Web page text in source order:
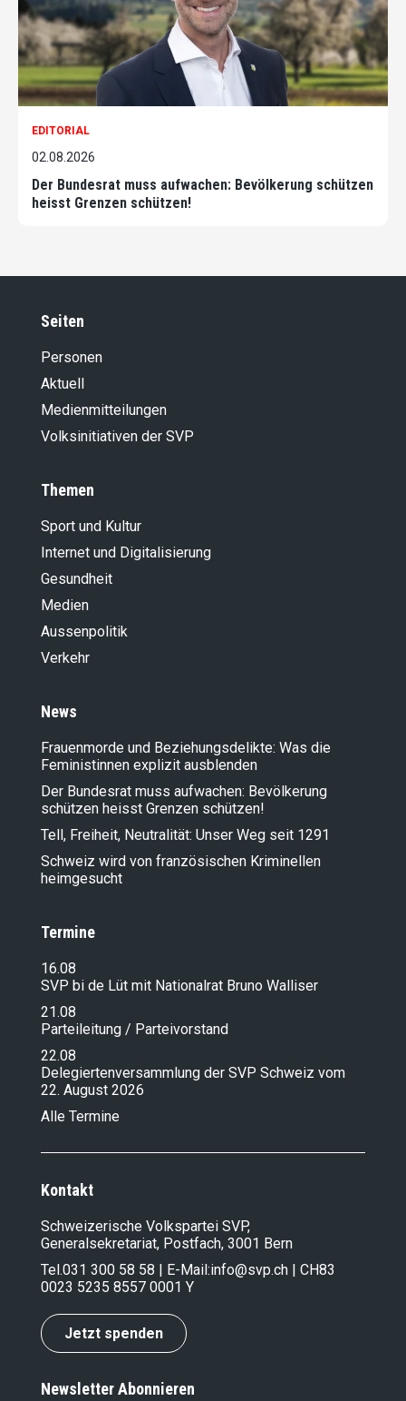
EDITORIAL
02.08.2026
Der Bundesrat muss aufwachen: Bevölkerung schützen
heisst Grenzen schützen!
Seiten
Personen
Aktuell
Medienmitteilungen
Volksinitiativen der SVP
Themen
Sport und Kultur
Internet und Digitalisierung
Gesundheit
Medien
Aussenpolitik
Verkehr
News
Frauenmorde und Beziehungsdelikte: Was die
Feministinnen explizit ausblenden
Der Bundesrat muss aufwachen: Bevölkerung
schützen heisst Grenzen schützen!
Tell, Freiheit, Neutralität: Unser Weg seit 1291
Schweiz wird von französischen Kriminellen
heimgesucht
Termine
16.08
SVP bi de Lüt mit Nationalrat Bruno Walliser
21.08
Parteileitung / Parteivorstand
22.08
Delegiertenversammlung der SVP Schweiz vom
22. August 2026
Alle Termine
Kontakt
Schweizerische Volkspartei SVP,
Generalsekretariat, Postfach, 3001 Bern
Tel.031 300 58 58 | E-Mail:info@svp.ch | CH83
0023 5235 8557 0001 Y
Jetzt spenden
Newsletter Abonnieren